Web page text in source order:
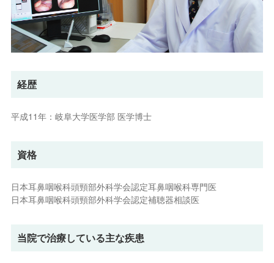
経歴
平成11年：岐阜大学医学部 医学博士
資格
日本耳鼻咽喉科頭頸部外科学会認定耳鼻咽喉科専門医
日本耳鼻咽喉科頭頸部外科学会認定補聴器相談医
当院で治療している主な疾患